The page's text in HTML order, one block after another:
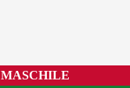
MASCHILE